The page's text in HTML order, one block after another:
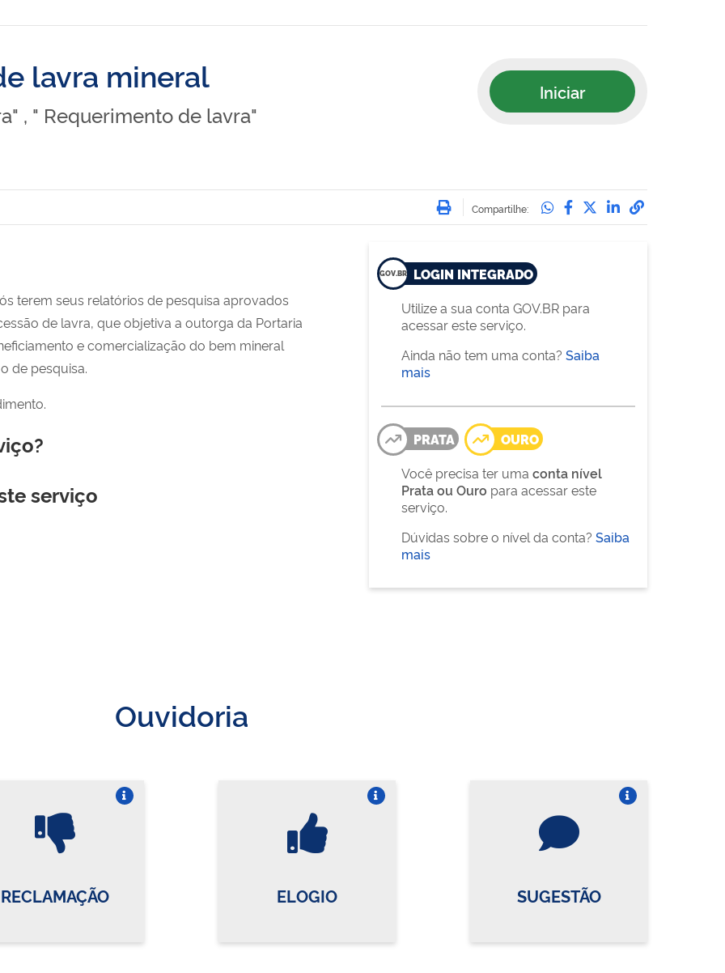
lavra mineral
, " Requerimento de lavra"
Iniciar
Imprimir
Compartilhe: Compartilhe no
Compartilhe no
Compartilhe no
Compartilhe
terem seus relatórios de pesquisa aprovados
de lavra, que objetiva a outorga da Portaria
e comercialização do bem mineral
de pesquisa.
serviço
LOGIN INTEGRADO
Utilize a sua conta GOV.BR para
acessar este serviço.
Ainda não tem uma conta? Saiba
mais
PRATA
OURO
Você precisa ter uma conta nível
Prata ou Ouro para acessar este
serviço.
Dúvidas sobre o nível da conta? Saiba
mais
Ouvidoria
RECLAMAÇÃO ELOGIO SUGESTÃO